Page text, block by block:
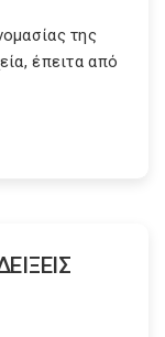
της
έπειτα από